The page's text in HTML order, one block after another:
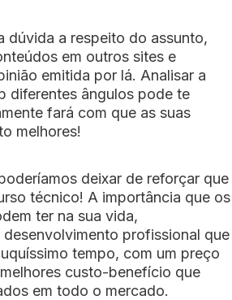
dúvida a respeito do assunto,
em outros sites e
emitida por lá. Analisar a
diferentes ângulos pode te
fará com que as suas
melhores!
deixar de reforçar que
técnico! A importância que os
ter na sua vida,
profissional que
tempo, com um preço
custo-benefício que
em todo o mercado.